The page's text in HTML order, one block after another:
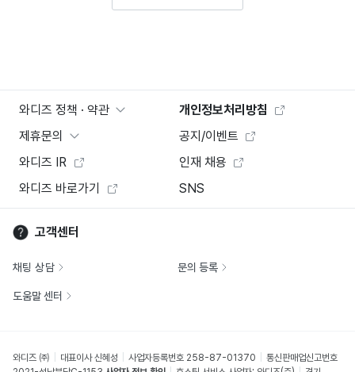
와디즈 정책 · 약관
개인정보처리방침
제휴문의
공지/이벤트
와디즈 IR
인재 채용
와디즈 바로가기
SNS
고객센터
채팅 상담 문의 등록
도움말 센터
와디즈 ㈜ 대표이사 신혜성 사업자등록번호 258-87-01370
통신판매업신고번호